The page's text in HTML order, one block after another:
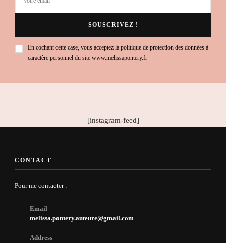
En cochant cette case, vous acceptez la politique de protection des données à
caractère personnel du site www.melissapontery.fr
[instagram-feed]
CONTACT
Pour me contacter :
Email
melissa.pontery.auteure@gmail.com
Address